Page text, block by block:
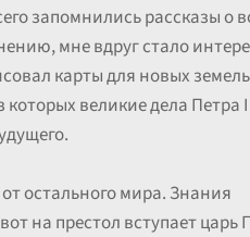
запомнились рассказы о
мне вдруг стало
карты для новых
которых великие дела Петра
остального мира. Знания
на престол вступает царь